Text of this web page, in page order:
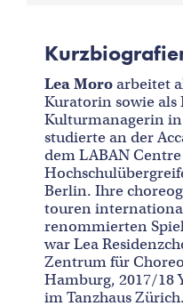
Lea Moroarbeitet
Kuratorin sowie
Kulturmanagerin
studierte an der
dem LABAN
Berlin. Ihre
touren
renommierten
war Lea
Zentrum für
Hamburg, 2017/18
im Tanzhaus